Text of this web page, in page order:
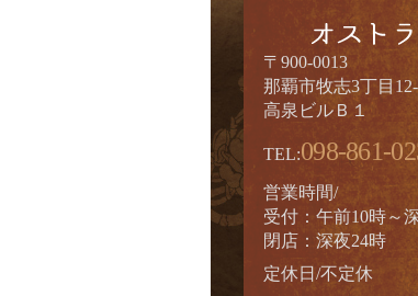
〒900-0013
那覇市牧志3丁目
高泉ビルＢ１
TEL:098-861-
営業時間/
受付：午前10時～
閉店：深夜24時
定休日/不定休